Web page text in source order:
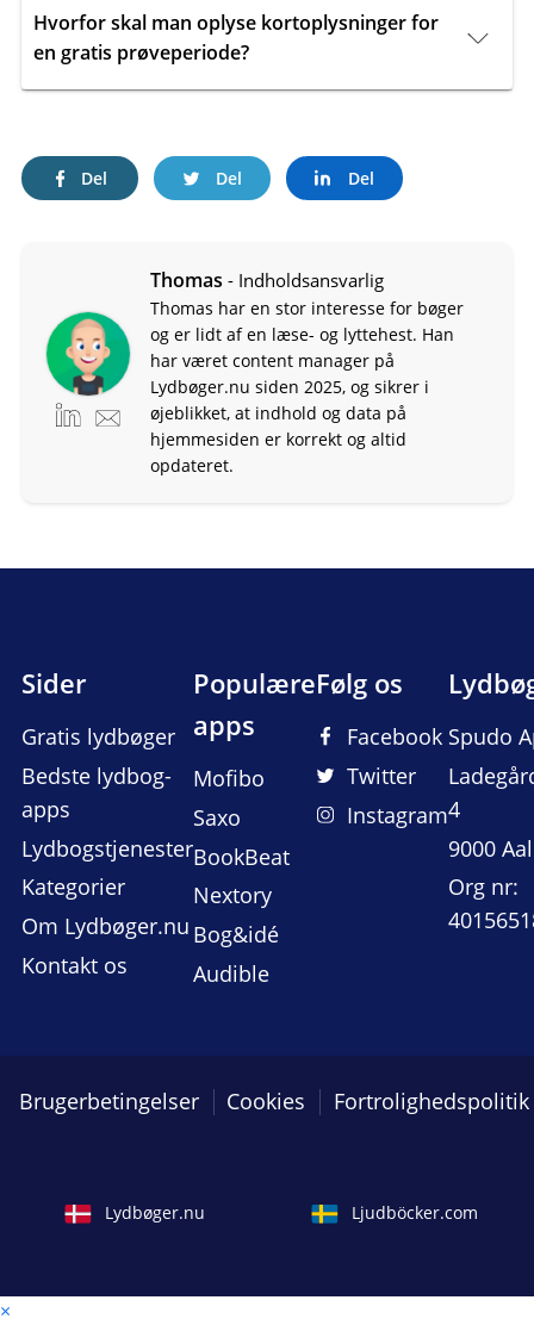
Hvorfor skal man oplyse kortoplysninger for
en gratis prøveperiode?
Del Del Del
Thomas - Indholdsansvarlig
Thomas har en stor interesse for bøger
og er lidt af en læse- og lyttehest. Han
har været content manager på
Lydbøger.nu siden 2025, og sikrer i
øjeblikket, at indhold og data på
hjemmesiden er korrekt og altid
opdateret.
Sider
Gratis lydbøger
Bedste lydbog-
apps
Lydbogstjenester
Kategorier
Om Lydbøger.nu
Kontakt os
Populære
apps
Mofibo
Saxo
BookBeat
Nextory
Bog&idé
Audible
Følg os
Facebook
Twitter
Instagram
Spudo
4
9000
Org nr:
Brugerbetingelser Cookies Fortrolighedspolitik
Lydbøger.nu Ljudböcker.com
×